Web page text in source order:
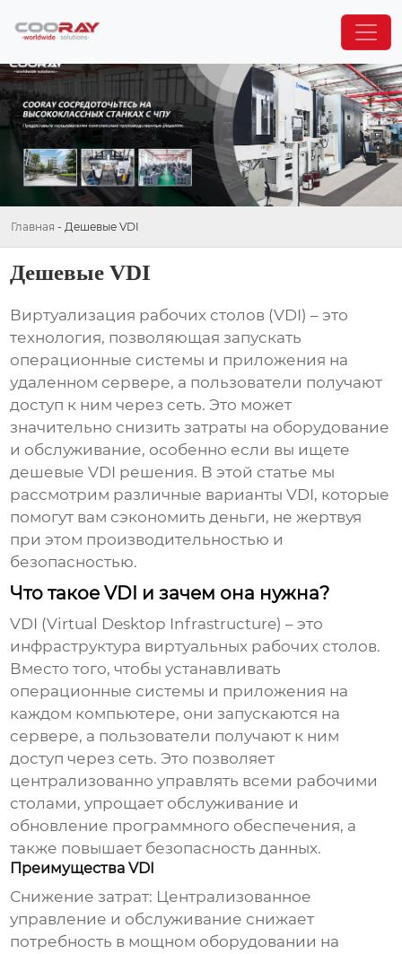
Главная - Дешевые VDI
Дешевые VDI
Виртуализация рабочих столов (VDI) – это
технология, позволяющая запускать
операционные системы и приложения на
удаленном сервере, а пользователи получают
доступ к ним через сеть. Это может
значительно снизить затраты на оборудование
и обслуживание, особенно если вы ищете
дешевые VDI решения. В этой статье мы
рассмотрим различные вариантыVDI, которые
помогут вам сэкономить деньги, не жертвуя
при этом производительностью и
безопасностью.
Что такое VDI и зачем она нужна?
VDI (Virtual Desktop Infrastructure) – это
инфраструктура виртуальных рабочих столов.
Вместо того, чтобы устанавливать
операционные системы и приложения на
каждом компьютере, они запускаются на
сервере, а пользователи получают к ним
доступ через сеть. Это позволяет
централизованно управлять всеми рабочими
столами, упрощает обслуживание и
обновление программного обеспечения, а
также повышает безопасность данных.
Преимущества VDI
Снижение затрат: Централизованное
управление и обслуживание снижает
потребность в мощном оборудовании на